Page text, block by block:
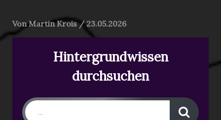
VonMartin Krois/23.05.2026
Hintergrundwissen
durchsuchen